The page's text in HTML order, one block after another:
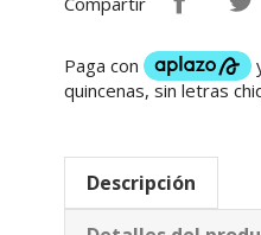
Descripción
Detalles del